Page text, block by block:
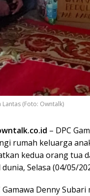
(Foto: Owntalk)
– DPC
rumah keluarga
kedua orang tua
Selasa (04/05/
Gamawa Denny